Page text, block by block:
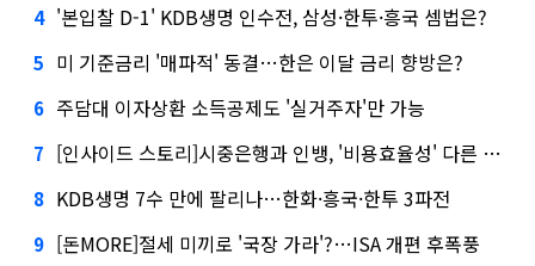
4 '본입찰 D-1' KDB생명 인수전, 삼성·한투·흥국 셈법은?
5 미 기준금리 '매파적' 동결…한은 이달 금리 향방은?
6 주담대 이자상환 소득공제도 '실거주자'만 가능
7 [인사이드 스토리]시중은행과 인뱅, '비용효율성' 다른 잣대 왜?
8 KDB생명 7수 만에 팔리나…한화·흥국·한투 3파전
9 [돈MORE]절세 미끼로 '국장 가라'?…ISA 개편 후폭풍